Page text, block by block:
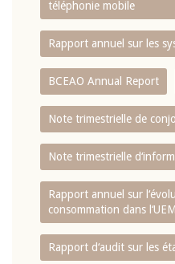
téléphonie mobile
Rapport annuel sur les
BCEAO Annual Report
Note trimestrielle de
Note trimestrielle
Rapport annuel sur
consommation dans
Rapport d‘audit sur les